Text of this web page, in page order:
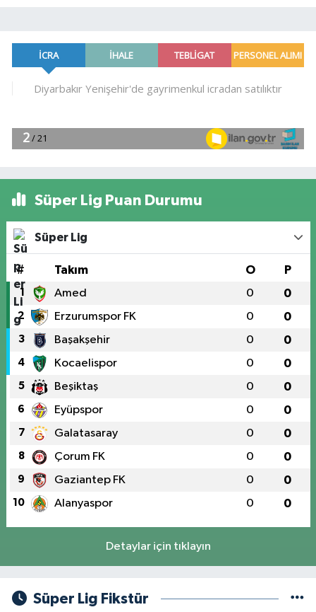
Süper Lig Puan Durumu
Süper Lig
# Takım O P
1 Amed 0 0
2 Erzurumspor FK 0 0
3 Başakşehir 0 0
4 Kocaelispor 0 0
5 Beşiktaş 0 0
6 Eyüpspor 0 0
7 Galatasaray 0 0
8 Çorum FK 0 0
9 Gaziantep FK 0 0
10 Alanyaspor 0 0
Detaylar için tıklayın
Süper Lig Fikstür